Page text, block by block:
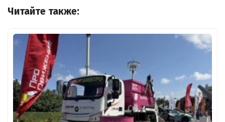
Читайте также: